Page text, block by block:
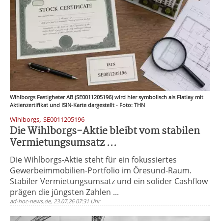
Wihlborgs Fastigheter AB (SE0011205196) wird hier symbolisch als Flatlay mit
Aktienzertifikat und ISIN-Karte dargestellt - Foto: THN
Wihlborgs, SE0011205196
Die Wihlborgs-Aktie bleibt vom stabilen
Vermietungsumsatz ...
Die Wihlborgs-Aktie steht für ein fokussiertes
Gewerbeimmobilien-Portfolio im Öresund-Raum.
Stabiler Vermietungsumsatz und ein solider Cashflow
prägen die jüngsten Zahlen ...
ad-hoc-news.de, 23.07.26 07:31 Uhr